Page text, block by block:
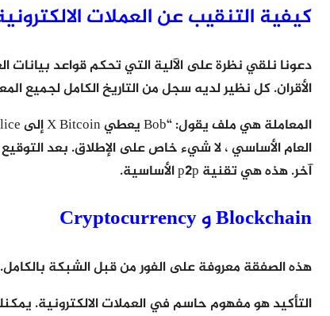
كيفية التنقيب عن العملات
الأقران. كل نظير لديه سجل من التاريخ الكامل لجميع
العام الأساسي ، لا شيء خاص على الإطلاق. بعد
آخر. هذه هي تقنية p2p الأساسية.
Blockchain و Cryptocurrency
هذه الصفقة معروفة على الفور من قبل الشبكة
التأكيد هو مفهوم حاسم في العملات الالكترونية.